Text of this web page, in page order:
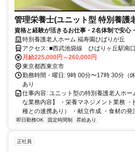
管理栄養士(ユニット型 特別養護
資格と経験が活きるお仕事・2名体制で安心
活躍中・ライフワークバランス重視の職場環
特別養護老人ホーム 福寿園ひばりが丘
アクセス: ■西武池袋線 ひばりヶ丘駅南口より徒歩15分 ひばりヶ丘
駅南、田無駅北口、三鷹駅北口、武蔵境駅北
いずれも『ひばりが丘団地』下車 徒歩1分
月給225,000円～260,000円
東京都西東京市
勤務時間・曜日: 9時 00分〜17時 30分（
あり
仕事内容: ユニット型の特別養護老人ホー
な業務内容】 ・栄養マネジメント業務
種との連携あり） ・献立作成 ・食材の発
即日勤務OK 固定時間制 昇給あり
正社員